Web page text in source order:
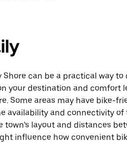
Shore can be a practical way to
your destination and comfort
Some areas may have bike-
availability and connectivity of
town’s layout and distances
influence how convenient